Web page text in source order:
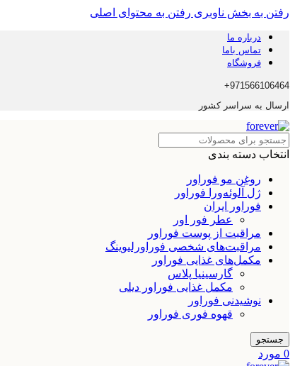
رفتن به بخش ناوبری رفتن به محتوای اصلی
درباره ما
تماس باما
فروشگاه
971566106464+
ارسال به سراسر کشور
انتخاب دسته بندی
روغن مو فوراور
ژل آلوئه‌ورا فوراور
فوراور ایران
عطر فور اور
مراقبت از پوست فوراور
مراقبت‌های شخصی فوراورلیوینگ
مکمل‌های غذایی فوراور
گارسینیا پلاس
مکمل غذایی فوراور دیلی
نوشیدنی فوراور
قهوه فوری فوراور
جستجو
0 مورد